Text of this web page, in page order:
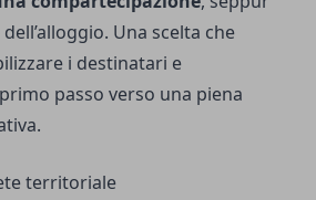
Una scelta che
i destinatari e
passo verso una piena
territoriale